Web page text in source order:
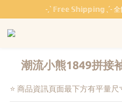
˗ˏˋ 𝔽𝕣𝕖𝕖 𝕊𝕙𝕚𝕡𝕡𝕚𝕟𝕘 ˎˊ˗
˗ˏˋ 𝔽𝕣𝕖𝕖 𝕊𝕙𝕚𝕡𝕡𝕚𝕟𝕘 ˎˊ˗
🏫 開學必備 ⸜ 四合一睡
˗ˏˋ 𝔽𝕣𝕖𝕖 𝕊𝕙𝕚𝕡𝕡𝕚𝕟𝕘 ˎˊ˗
潮流小熊1849拼接
⭐ 商品資訊頁面最下方有平量尺